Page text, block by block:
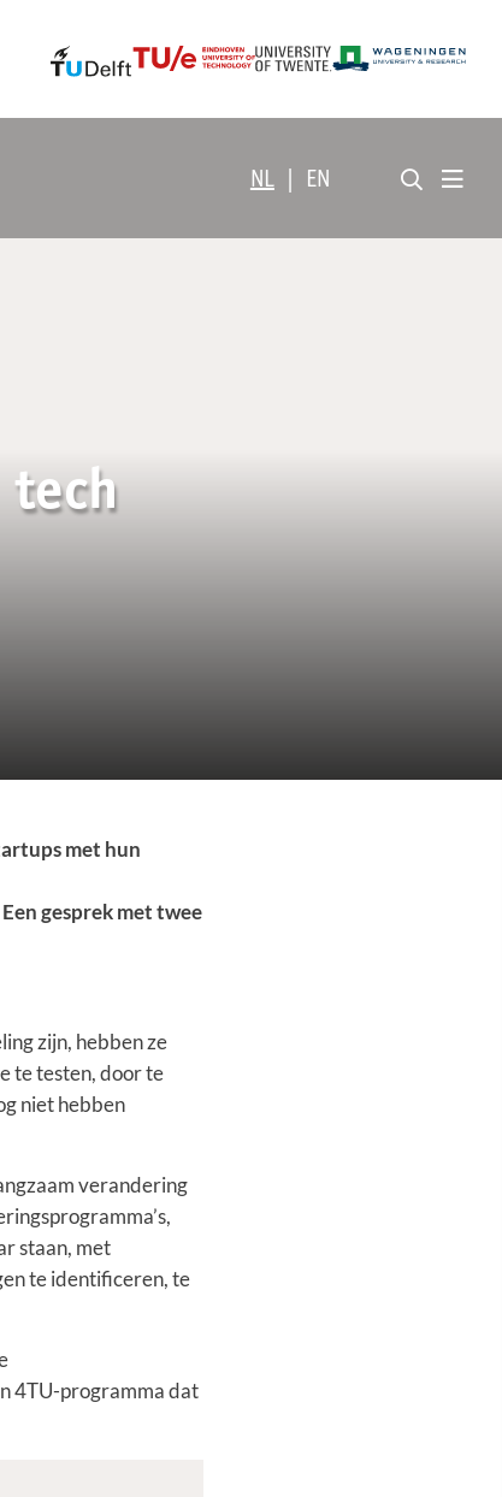
NL EN
tech
met hun
gesprek met twee
zijn, hebben ze
te testen, door te
niet hebben
verandering
staan, met
te identificeren, te
4TU-programma dat